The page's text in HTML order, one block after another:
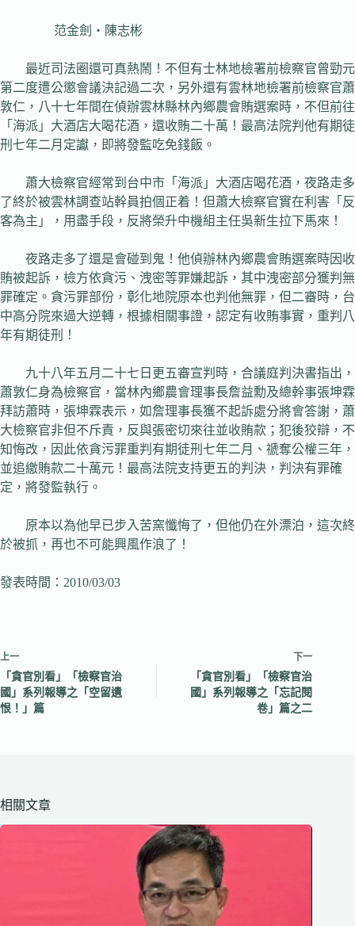
范金劍‧陳志彬
最近司法圈還可真熱鬧！不但有士林地檢署前檢察官曾勁元
第二度遭公懲會議決記過二次，另外還有雲林地檢署前檢察官蕭
敦仁，八十七年間在偵辦雲林縣林內鄉農會賄選案時，不但前往
「海派」大酒店大喝花酒，還收賄二十萬！最高法院判他有期徒
刑七年二月定讞，即將發監吃免錢飯。
蕭大檢察官經常到台中市「海派」大酒店喝花酒，夜路走多
了終於被雲林調查站幹員拍個正着！但蕭大檢察官實在利害「反
客為主」，用盡手段，反將榮升中機組主任吳新生拉下馬來！
夜路走多了還是會碰到鬼！他偵辦林內鄉農會賄選案時因收
賄被起訴，檢方依貪污、洩密等罪嫌起訴，其中洩密部分獲判無
罪確定。貪污罪部份，彰化地院原本也判他無罪，但二審時，台
中高分院來過大逆轉，根據相關事證，認定有收賄事實，重判八
年有期徒刑！
九十八年五月二十七日更五審宣判時，合議庭判決書指出，
蕭敦仁身為檢察官，當林內鄉農會理事長詹益勳及總幹事張坤霖
拜訪蕭時，張坤霖表示，如詹理事長獲不起訴處分將會答謝，蕭
大檢察官非但不斥責，反與張密切來往並收賄款；犯後狡辯，不
知悔改，因此依貪污罪重判有期徒刑七年二月、禠奪公權三年，
並追繳賄款二十萬元！最高法院支持更五的判決，判決有罪確
定，將發監執行。
原本以為他早已步入苦窯懺悔了，但他仍在外漂泊，這次終
於被抓，再也不可能興風作浪了！
發表時間：2010/03/03
上一
「貪官別看」「檢察官治
國」系列報導之「空留遺
恨！」篇
下一
「貪官別看」「檢察官治
國」系列報導之「忘記閱
卷」篇之二
相關文章